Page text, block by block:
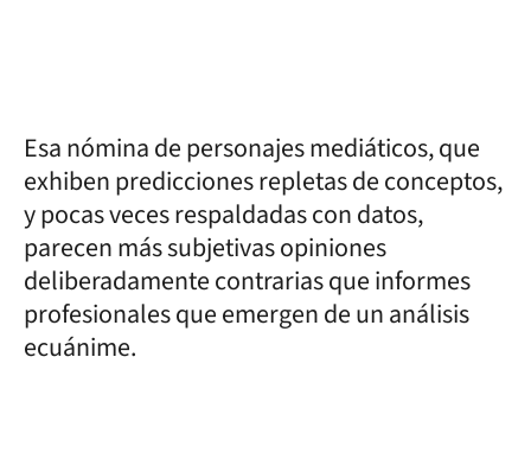
Esa nómina de personajes mediáticos, que
exhiben predicciones repletas de conceptos,
y pocas veces respaldadas con datos,
parecen más subjetivas opiniones
deliberadamente contrarias que informes
profesionales que emergen de un análisis
ecuánime.